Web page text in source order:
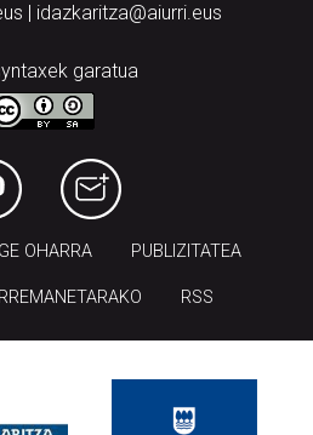
| idazkaritza@aiurri.eus
garatua
OHARRA PUBLIZITATEA
RSS